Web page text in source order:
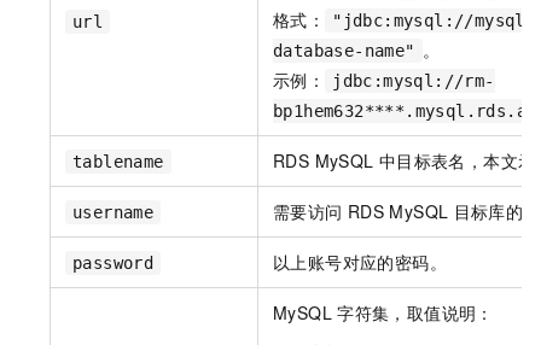
url
格式：
"jdbc:mysql://mysql-
database-name" 。
示例：
jdbc:mysql://rm-
tablename RDS MySQL 中目标表名，本文示
username 需要访问 RDS MySQL 目标库的
password 以上账号对应的密码。
MySQL 字符集，取值说明：